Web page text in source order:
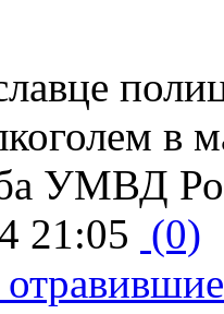
в
УМВД
21:05 (0)